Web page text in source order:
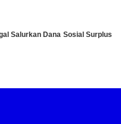
Salurkan Dana Sosial Surplus